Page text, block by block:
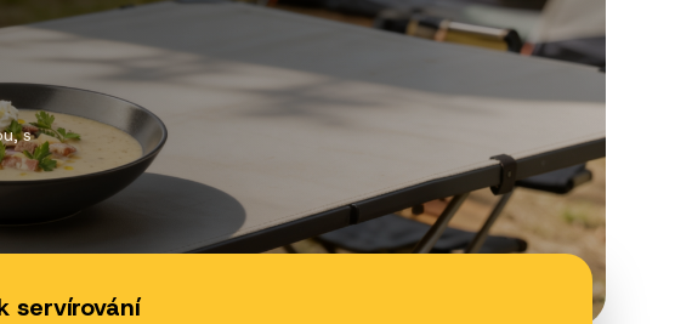
s
servírování